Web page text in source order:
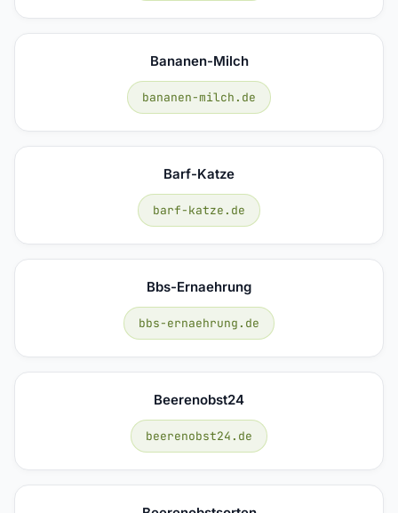
Bananen-Milch
bananen-milch.de
Barf-Katze
barf-katze.de
Bbs-Ernaehrung
bbs-ernaehrung.de
Beerenobst24
beerenobst24.de